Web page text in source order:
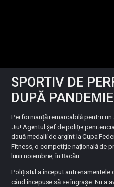
SPORTIV DE
DUPĂ PANDEMIE
Performanță remarcabilă pentru un
Jiu! Agentul șef de poliție
două medalii de argint la Cupa
Fitness, o competiție națională de
lunii noiembrie, în Bacău.
Polițistul a început antrenamentele
când începuse să se îngrașe. Nu a